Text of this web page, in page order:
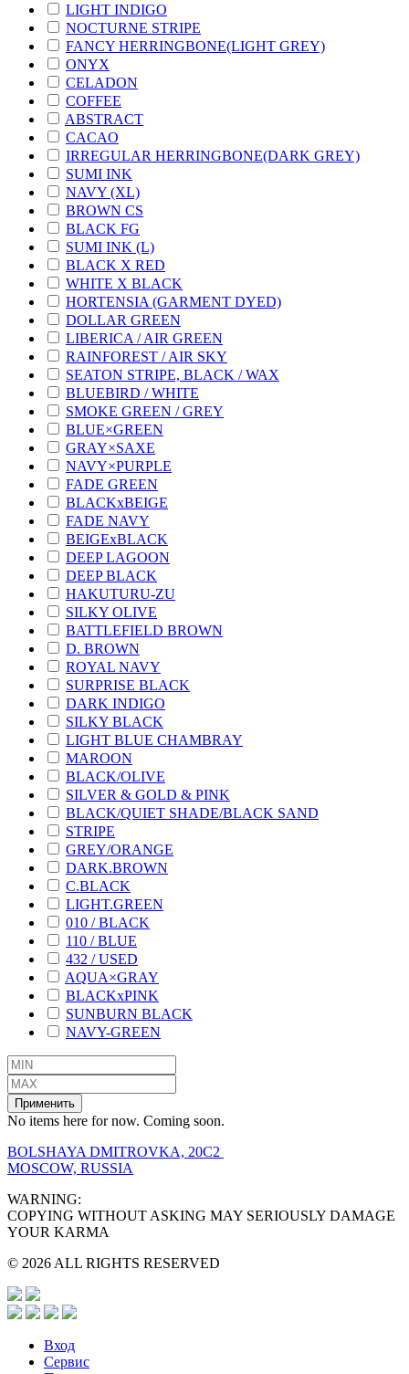
LIGHT INDIGO
NOCTURNE STRIPE
FANCY HERRINGBONE(LIGHT GREY)
ONYX
CELADON
COFFEE
ABSTRACT
CACAO
IRREGULAR HERRINGBONE(DARK GREY)
SUMI INK
NAVY (XL)
BROWN CS
BLACK FG
SUMI INK (L)
BLACK X RED
WHITE X BLACK
HORTENSIA (GARMENT DYED)
DOLLAR GREEN
LIBERICA / AIR GREEN
RAINFOREST / AIR SKY
SEATON STRIPE, BLACK / WAX
BLUEBIRD / WHITE
SMOKE GREEN / GREY
BLUE×GREEN
GRAY×SAXE
NAVY×PURPLE
FADE GREEN
BLACKxBEIGE
FADE NAVY
BEIGExBLACK
DEEP LAGOON
DEEP BLACK
HAKUTURU-ZU
SILKY OLIVE
BATTLEFIELD BROWN
D. BROWN
ROYAL NAVY
SURPRISE BLACK
DARK INDIGO
SILKY BLACK
LIGHT BLUE CHAMBRAY
MAROON
BLACK/OLIVE
SILVER & GOLD & PINK
BLACK/QUIET SHADE/BLACK SAND
STRIPE
GREY/ORANGE
DARK.BROWN
C.BLACK
LIGHT.GREEN
010 / BLACK
110 / BLUE
432 / USED
AQUA×GRAY
BLACKxPINK
SUNBURN BLACK
NAVY-GREEN
Применить
No items here for now. Coming soon.
BOLSHAYA DMITROVKA, 20C2
MOSCOW, RUSSIA
WARNING:
COPYING WITHOUT ASKING MAY SERIOUSLY DAMAGE
YOUR KARMA
© 2026 ALL RIGHTS RESERVED
Вход
Сервис